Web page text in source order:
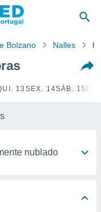
Bolzano Nalles
13 SEX. 14SÁB. 15
nublado